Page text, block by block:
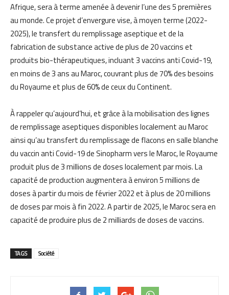
Afrique, sera à terme amenée à devenir l’une des 5 premières
au monde. Ce projet d’envergure vise, à moyen terme (2022-
2025), le transfert du remplissage aseptique et de la
fabrication de substance active de plus de 20 vaccins et
produits bio-thérapeutiques, incluant 3 vaccins anti Covid-19,
en moins de 3 ans au Maroc, couvrant plus de 70% des besoins
du Royaume et plus de 60% de ceux du Continent.
À rappeler qu’aujourd’hui, et grâce à la mobilisation des lignes
de remplissage aseptiques disponibles localement au Maroc
ainsi qu’au transfert du remplissage de flacons en salle blanche
du vaccin anti Covid-19 de Sinopharm vers le Maroc, le Royaume
produit plus de 3 millions de doses localement par mois. La
capacité de production augmentera à environ 5 millions de
doses à partir du mois de février 2022 et à plus de 20 millions
de doses par mois à fin 2022. A partir de 2025, le Maroc sera en
capacité de produire plus de 2 milliards de doses de vaccins.
TAGS Société